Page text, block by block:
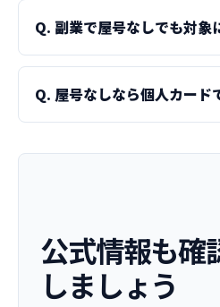
Q. 副業で屋号なしでも対象
Q. 屋号なしなら個人カード
公式情報も確
しましょう